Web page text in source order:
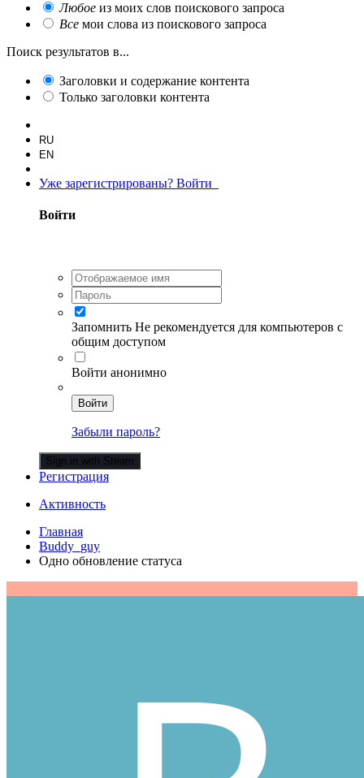
Любое из моих слов поискового запроса
Все мои слова из поискового запроса
Поиск результатов в...
Заголовки и содержание контента
Только заголовки контента
RU
EN
Уже зарегистрированы? Войти
Войти
Запомнить Не рекомендуется для компьютеров с
общим доступом
Войти анонимно
Войти
Забыли пароль?
Sign in with Steam
Регистрация
Активность
Главная
Buddy_guy
Одно обновление статуса